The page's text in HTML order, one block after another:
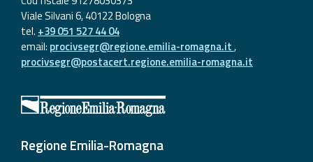
Viale Silvani 6, 40122 Bologna
tel. +39 051 527 44 04
email: procivsegr@regione.emilia-romagna.it,
procivsegr@postacert.regione.emilia-romagna.it
Regione Emilia-Romagna